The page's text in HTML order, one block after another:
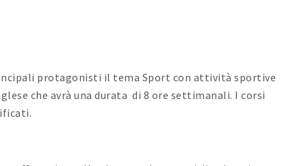
protagonisti il tema Sport con attività sportive
che avrà una durata di 8 ore settimanali. I corsi